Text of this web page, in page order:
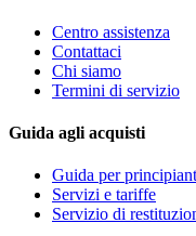
Centro assistenza
Contattaci
Chi siamo
Termini di servizio
Guida agli acquisti
Guida per
Servizi e tariffe
Servizio di